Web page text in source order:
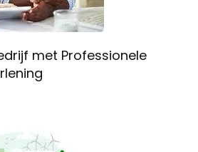
met Professionele